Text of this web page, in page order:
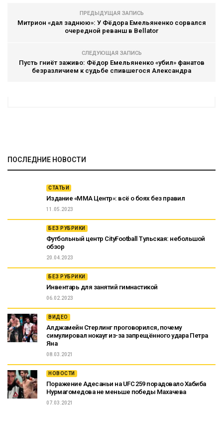
ПРЕДЫДУЩАЯ ЗАПИСЬ
Митрион «дал заднюю»: У Фёдора Емельяненко сорвался
очередной реванш в Bellator
СЛЕДУЮЩАЯ ЗАПИСЬ
Пусть гниёт заживо: Фёдор Емельяненко «убил» фанатов
безразличием к судьбе спившегося Александра
ПОСЛЕДНИЕ НОВОСТИ
СТАТЬИ
Издание «ММА Центр»: всё о боях без правил
11.05.2023
БЕЗ РУБРИКИ
Футбольный центр CityFootball Тульская: небольшой
обзор
20.04.2023
БЕЗ РУБРИКИ
Инвентарь для занятий гимнастикой
06.02.2023
ВИДЕО
Алджамейн Стерлинг проговорился, почему
симулировал нокаут из-за запрещённого удара Петра
Яна
08.03.2021
НОВОСТИ
Поражение Адесаньи на UFC 259 порадовало Хабиба
Нурмагомедова не меньше победы Махачева
07.03.2021